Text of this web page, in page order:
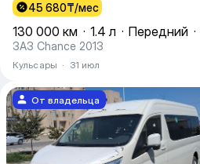
45 680₸/мес
130 000 км · 1.4 л · Передний ·
ЗАЗ Chance 2013
Кульсары · 31 июл
От владельца